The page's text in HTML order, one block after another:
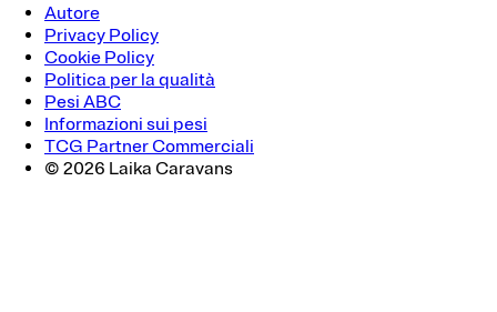
Autore
Privacy Policy
Cookie Policy
Politica per la qualità
Pesi ABC
Informazioni sui pesi
TCG Partner Commerciali
© 2026 Laika Caravans